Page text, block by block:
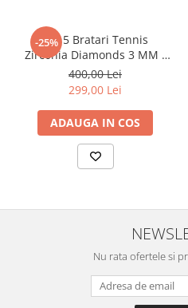
-25%
Set 5 Bratari Tennis
Zirconia Diamonds 3 MM /
19.5 CM
400,00 Lei
299,00 Lei
ADAUGA IN COS
Nu rata ofertele si